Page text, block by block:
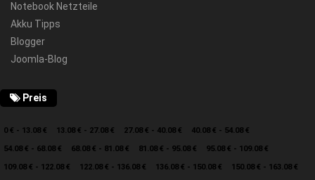
Notebook Netzteile
Akku Tipps
Blogger
Joomla-Blog
Preis
0 € - 13.08 € 13.08 € - 27.08 € 27.08 € - 40.08 €
40.08 € - 54.08 €
54.08 € - 68.08 €
68.08 € - 81.08 € 81.08 € - 95.08 €
95.08 € - 109.08 €
109.08 € - 122.08 €
122.08 € - 136.08 € 136.08 € - 150.08 €
150.08 € - 163.08 €